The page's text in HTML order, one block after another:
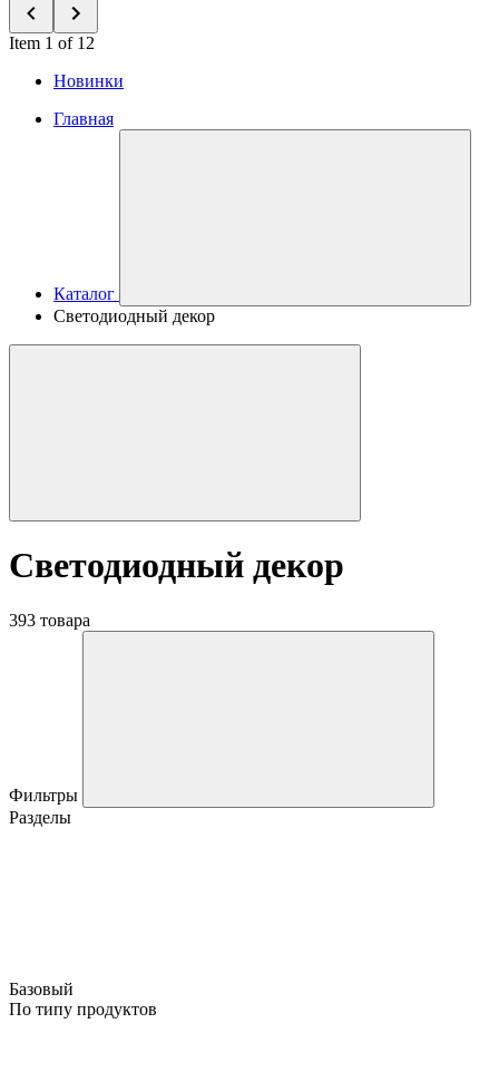
Item 1 of 12
Новинки
Главная
Каталог
Светодиодный декор
Светодиодный декор
393 товара
Фильтры
Разделы
Базовый
По типу продуктов